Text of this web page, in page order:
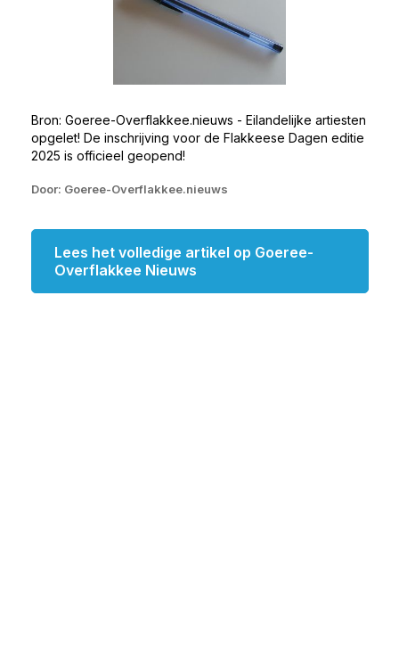
Bron: Goeree-Overflakkee.nieuws - Eilandelijke artiesten
opgelet! De inschrijving voor de Flakkeese Dagen editie
2025 is officieel geopend!
Door: Goeree-Overflakkee.nieuws
Lees het volledige artikel op Goeree-
Overflakkee Nieuws